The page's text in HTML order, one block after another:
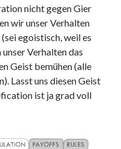
nicht gegen Gier
wir unser Verhalten
egoistisch, weil es
Verhalten das
Geist bemühen (alle
Lasst uns diesen Geist
ist ja grad voll